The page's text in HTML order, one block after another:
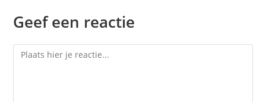
Geef een reactie
Reactie